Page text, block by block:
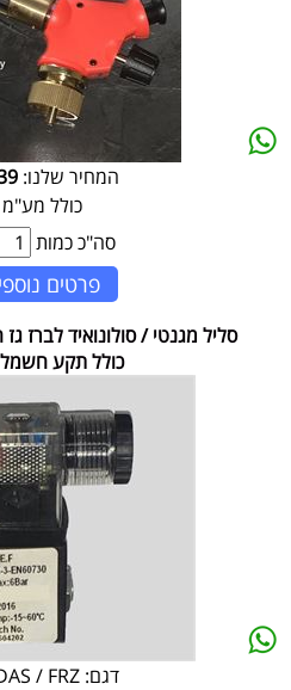
המחיר שלנו:
כולל מע"מ
סה"כ כמות
פרטים
כולל תקע
דגם: / FRZ